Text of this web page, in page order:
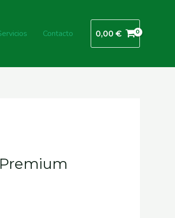
Contacto 0,00 €